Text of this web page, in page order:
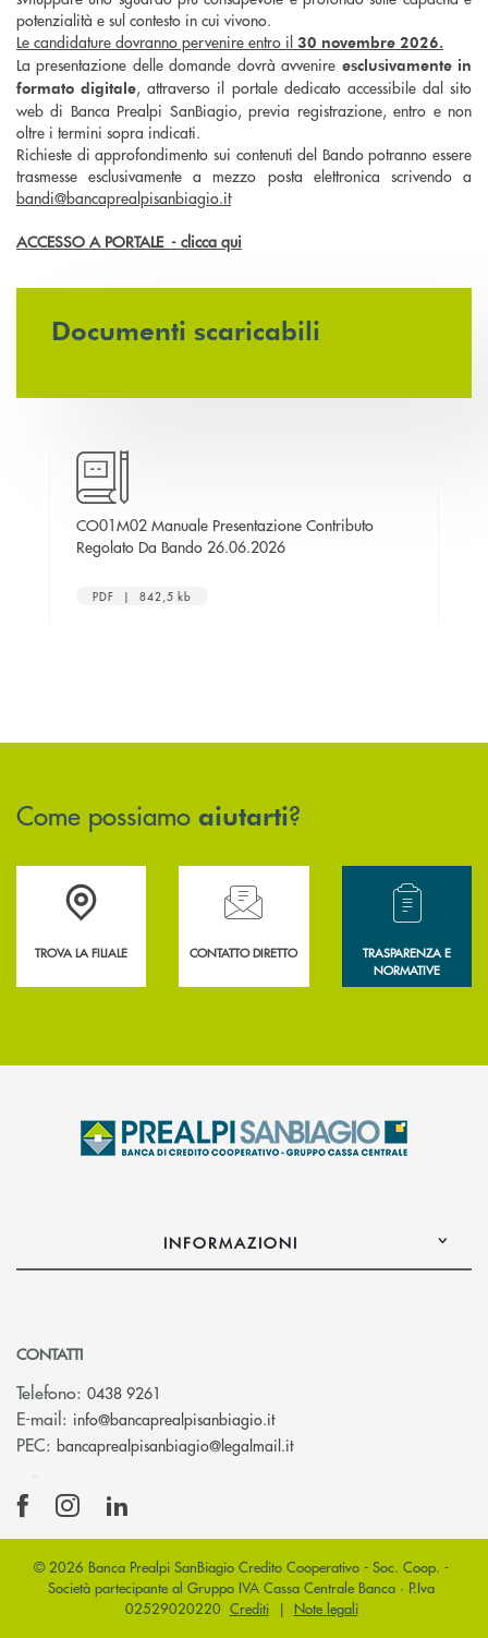
potenzialità e sul contesto in cui vivono.
Le candidature dovranno pervenire entro il 30 novembre 2026.
La presentazione delle domande dovrà avvenire esclusivamente in
formato digitale, attraverso il portale dedicato accessibile dal sito
web di Banca Prealpi SanBiagio, previa registrazione, entro e non
oltre i termini sopra indicati.
Richieste di approfondimento sui contenuti del Bando potranno essere
trasmesse esclusivamente a mezzo posta elettronica scrivendo a
bandi@bancaprealpisanbiagio.it
ACCESSO A PORTALE - clicca qui
Documenti scaricabili
CO01M02 Manuale Presentazione Contributo
Regolato Da Bando 26.06.2026apre una nuova finestra
PDF | 842,5 kb
Come possiamo aiutarti?
Accedi all' elenco completo delle filiali .
TROVA LA FILIALE
Hai bisogno di assistenza immediata?
CONTATTO DIRETTO
Hai bisogno di
TRASPARENZA E
NORMATIVE
INFORMAZIONI
CONTATTI
Telefono: 0438 9261
E-mail: info@bancaprealpisanbiagio.it(si apre l’app di posta
PEC: bancaprealpisanbiagio@legalmail.it(si apre l’app di posta
© 2026 Banca Prealpi SanBiagio Credito Cooperativo - Soc. Coop. -
Società partecipante al Gruppo IVA Cassa Centrale Banca · P.Iva
02529020220 Crediti| Note legali